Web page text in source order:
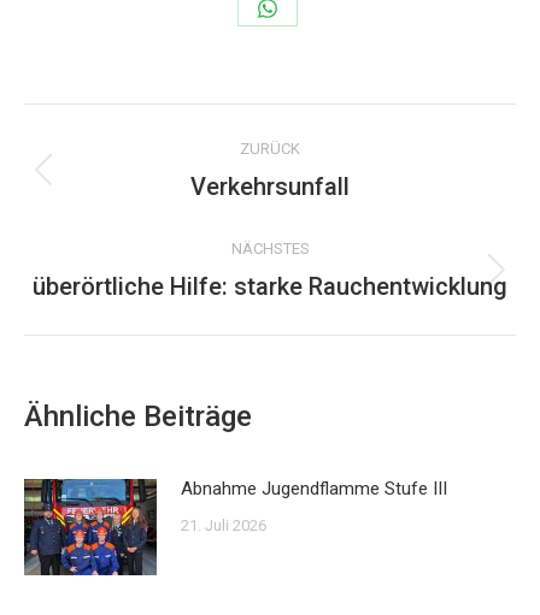
Share
WhatsApp
Kommentarnavigation
ZURÜCK
Vorheriger
Verkehrsunfall
NÄCHSTES
Nächster
überörtliche Hilfe: starke Rauchentwicklung
Ähnliche Beiträge
Abnahme Jugendflamme Stufe III
21. Juli 2026